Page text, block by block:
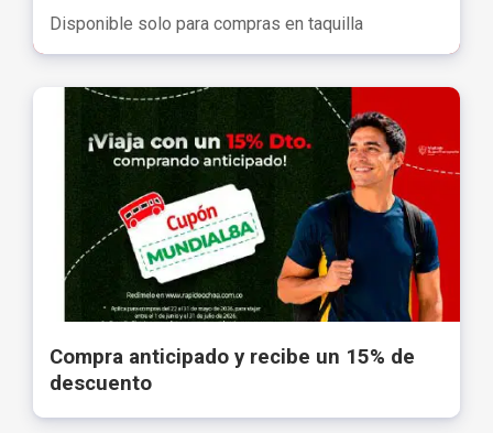
Disponible solo para compras en taquilla
Compra anticipado y recibe un 15% de
descuento